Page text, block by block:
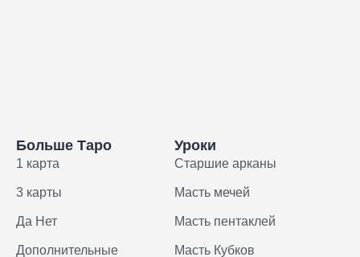
Больше Таро
1 карта
3 карты
Да Нет
Дополнительные
Уроки
Старшие арканы
Масть мечей
Масть пентаклей
Масть Кубков